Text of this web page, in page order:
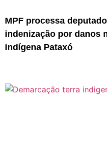
MPF processa
indenização por danos
indígena Pataxó